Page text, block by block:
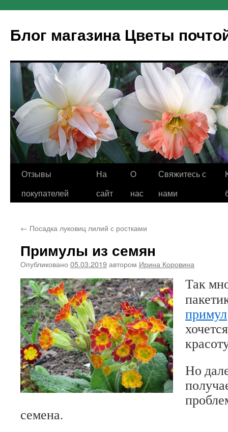
Блог магазина Цветы
Отзывы
покупателей
На
сайт
O
нас
Свяжитесь с
нами
← Посадка луковиц лилий с ростками
Примулы из семян
Опубликовано 05.03.2019автором Ирина Коровина
Так
примул
Но
семена.